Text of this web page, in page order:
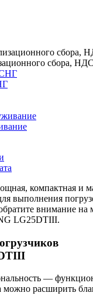
сбора, НДС
компактная и
выполнения
внимание
LG25DTIII.
—
можно расширить